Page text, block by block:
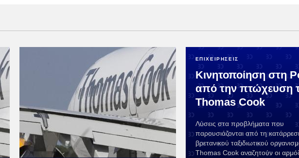
ΕΠΙΧΕΙΡΗΣΕΙΣ
Κινητοποίηση στη
από την πτώχευση
Thomas Cook
Λύσεις στα προβλήματα που
παρουσιάζονται από τη
βρετανικού ταξιδιωτικού
Thomas Cook αναζητούν οι